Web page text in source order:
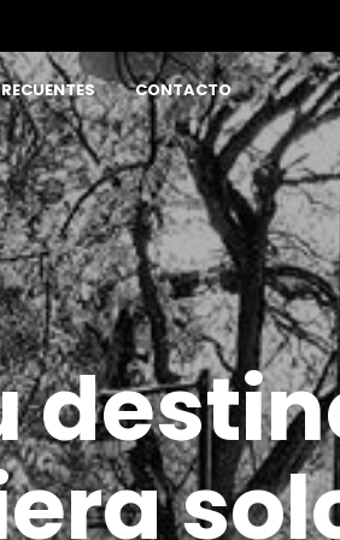
CONTACTO